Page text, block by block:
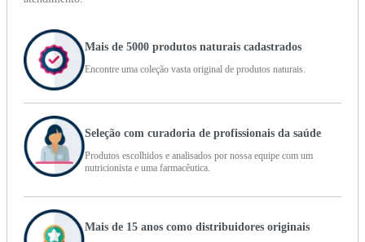
Mais de 5000 produtos naturais cadastrados
Encontre uma coleção vasta original de produtos naturais.
Seleção com curadoria de profissionais da saúde
Produtos escolhidos e analisados por nossa equipe com um
nutricionista e uma farmacêutica.
Mais de 15 anos como distribuidores originais